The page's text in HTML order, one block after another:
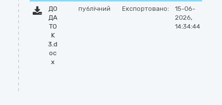
ДО
ДА
ТО
К
3.d
oc
x
публічний Експортовано:
15-06-
2026,
14:34:44